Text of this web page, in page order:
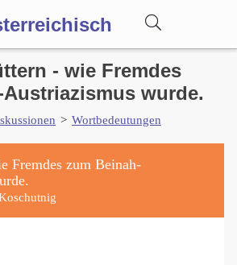
- wie Fremdes
wurde.
> Wortbedeutungen
Fremdes zum Beinah-